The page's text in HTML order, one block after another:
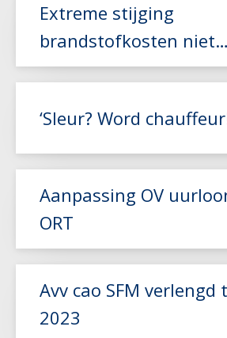
Lees meer
Extreme stijging
brandstofkosten niet
gecompenseerd door
Lees meer
‘Sleur? Word
Aanpassing OV
ORT
Avv cao SFM
2023